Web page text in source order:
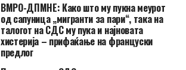
ВМРО-ДПМНЕ: Како што му пукна меурот
од сапуница „мигранти за пари“, така на
талогот на СДС му пука и најновата
хистерија – прифаќање на француски
предлог